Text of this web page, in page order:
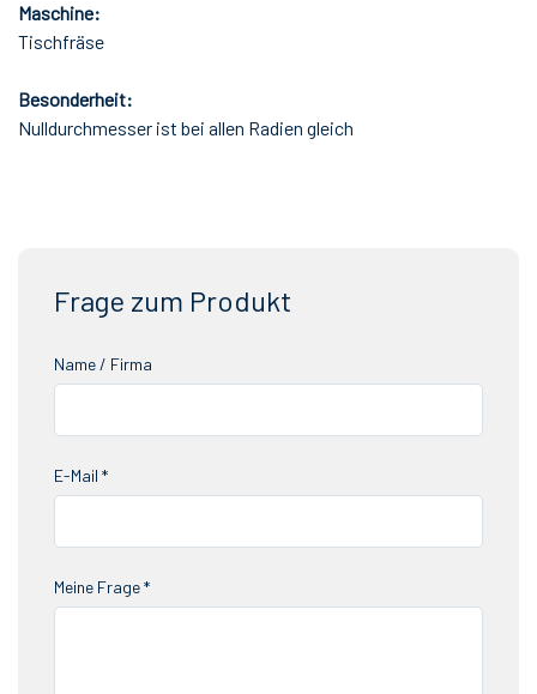
Maschine:
Tischfräse
Besonderheit:
Nulldurchmesser ist bei allen Radien gleich
Frage zum Produkt
Name / Firma
E-Mail *
Meine Frage *